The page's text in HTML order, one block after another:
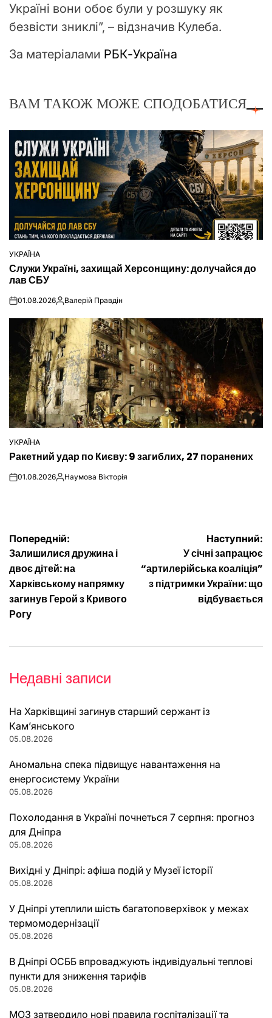
Україні вони обоє були у розшуку як
безвісти зниклі”, – відзначив Кулеба.
За матеріалами РБК-Україна
ВАМ ТАКОЖ МОЖЕ СПОДОБАТИСЯ
ОПУБЛІКУВАТИ
У
УКРАЇНА
Служи Україні, захищай Херсонщину: долучайся до
лав СБУ
on01.08.2026Опубліковано
Валерій Правдін
ОПУБЛІКУВАТИ
У
УКРАЇНА
Ракетний удар по Києву: 9 загиблих, 27 поранених
on01.08.2026Опубліковано
Наумова Вікторія
Навігація
записів
Попередній:
Залишилися дружина і
двоє дітей: на
Харківському напрямку
загинув Герой з Кривого
Рогу
Наступний:
У січні запрацює
“артилерійська коаліція”
з підтримки України: що
відбувається
Недавні записи
На Харківщині загинув старший сержант із
Кам’янського
05.08.2026
Аномальна спека підвищує навантаження на
енергосистему України
05.08.2026
Похолодання в Україні почнеться 7 серпня: прогноз
для Дніпра
05.08.2026
Вихідні у Дніпрі: афіша подій у Музеї історії
05.08.2026
У Дніпрі утеплили шість багатоповерхівок у межах
термомодернізації
05.08.2026
В Дніпрі ОСББ впроваджують індивідуальні теплові
пункти для зниження тарифів
05.08.2026
МОЗ затвердило нові правила госпіталізації та